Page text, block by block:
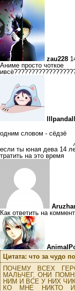
zau228
Аниме просто чоткое
lllpandalll
одним словом - сёдзё
если ты юная дева 14
тратить на это время
Как ответить на
Цитата: что за чудо
ПОЧЕМУ ВСЕХ
МАЛЬЧЕГ, ОНИ
НИМ И ВСЕ У НИХ
КО МНЕ НИКТО